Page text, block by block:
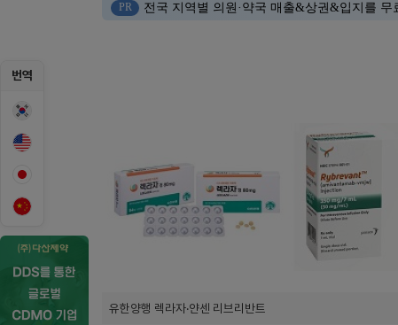
번역
PR 전국 지역별 의원·약국 매출&상권&입지를 무
유한양행 렉라자·얀센 리브리반트